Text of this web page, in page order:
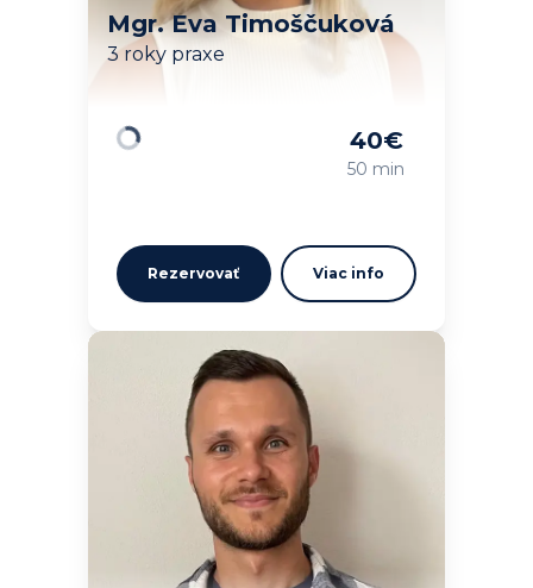
Mgr. Eva Timoščuková
3 roky praxe
40€
50 min
Rezervovať Viac info